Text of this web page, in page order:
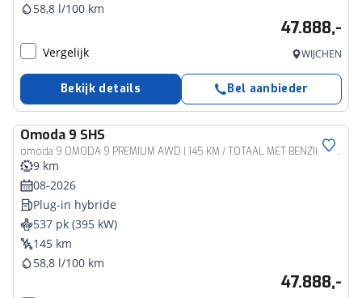
58,8 l/100 km
47.888,-
Vergelijk WIJCHEN
Bekijk details Bel aanbieder
Omoda 9 SHS
omoda 9 OMODA 9 PREMIUM AWD | 145 KM / TOTAAL MET BENZINE 1000KM ELEKTRISCH | 538 PK | MAT ZWART 4WD 4X4
9 km
08-2026
Plug-in hybride
537 pk (395 kW)
145 km
58,8 l/100 km
47.888,-